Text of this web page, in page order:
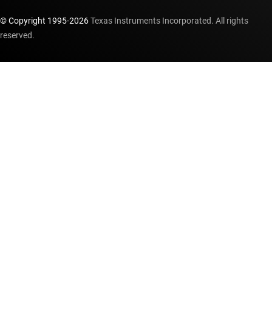
© Copyright 1995-2026Texas Instruments Incorporated. All rights
reserved.